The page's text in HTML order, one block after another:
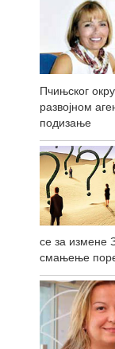
Пчињског
развојном
подизање
се за измене
смањење